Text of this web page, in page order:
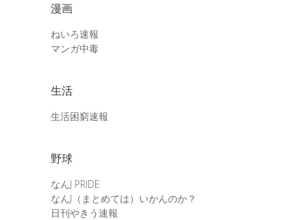
漫画
ねいろ速報
マンガ中毒
生活
生活困窮速報
野球
なんJ PRIDE
なんJ（まとめては）いかんのか？
日刊やきう速報